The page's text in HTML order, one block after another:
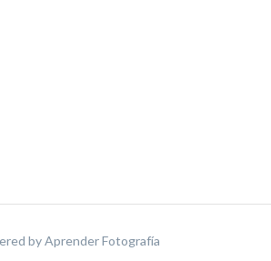
byAprender Fotografía